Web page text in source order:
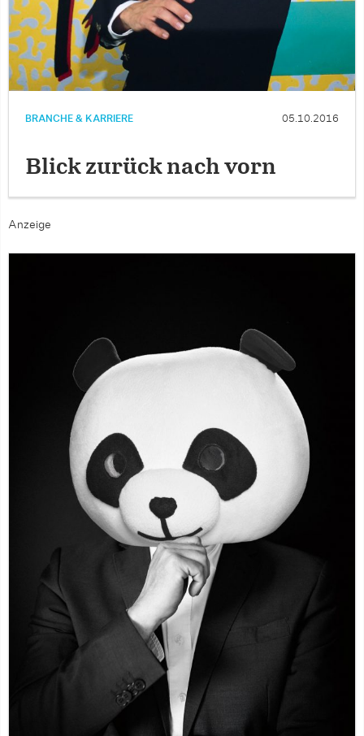
BRANCHE & KARRIERE 05.10.2016
Blick zurück nach vorn
Anzeige